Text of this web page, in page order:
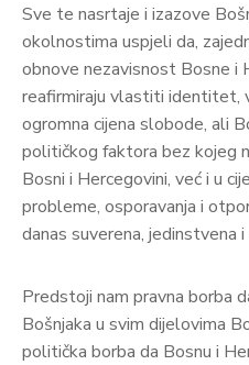
Sve te nasrtaje i izazove
okolnostima uspjeli da,
obnove nezavisnost Bosne i
reafirmiraju vlastiti identitet,
ogromna cijena slobode, ali
političkog faktora bez kojeg
Bosni i Hercegovini, već i u
probleme, osporavanja i
danas suverena, jedinstvena
Predstoji nam pravna borba
Bošnjaka u svim dijelovima
politička borba da Bosnu i